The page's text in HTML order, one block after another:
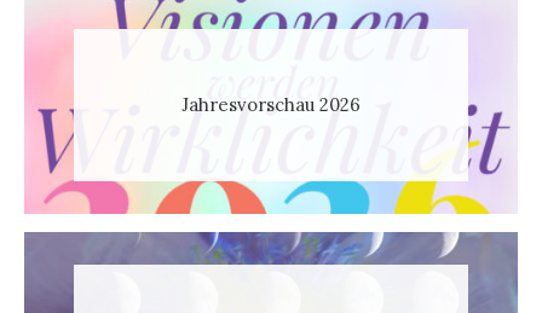
Jahresvorschau 2026